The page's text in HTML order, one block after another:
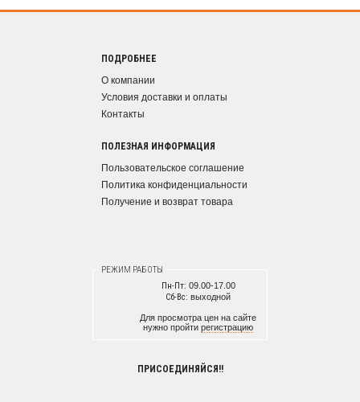
ПОДРОБНЕЕ
О компании
Условия доставки и оплаты
Контакты
ПОЛЕЗНАЯ ИНФОРМАЦИЯ
Пользовательское соглашение
Политика конфиденциальности
Получение и возврат товара
РЕЖИМ РАБОТЫ
Пн-Пт: 09.00-17.00
Сб-Вс: выходной
Для просмотра цен на сайте
нужно пройти регистрацию
ПРИСОЕДИНЯЙСЯ!!